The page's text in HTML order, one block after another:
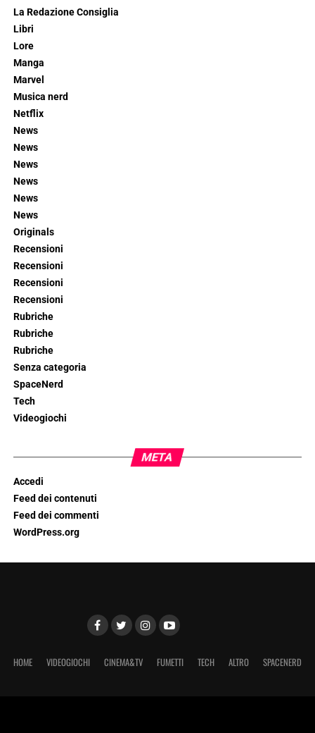
La Redazione Consiglia
Libri
Lore
Manga
Marvel
Musica nerd
Netflix
News
News
News
News
News
News
Originals
Recensioni
Recensioni
Recensioni
Recensioni
Rubriche
Rubriche
Rubriche
Senza categoria
SpaceNerd
Tech
Videogiochi
META
Accedi
Feed dei contenuti
Feed dei commenti
WordPress.org
HOME VIDEOGIOCHI CINEMA&TV FUMETTI TECH ALTRO SPACENERD